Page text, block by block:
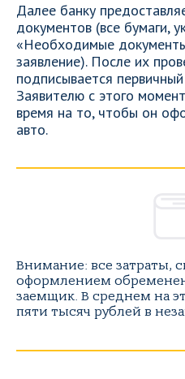
Далее банку
документов (все бумаги,
«Необходимые
заявление). После их
подписывается
Заявителю с этого
время на то, чтобы он
авто.
Внимание: все затраты,
оформлением
заемщик. В среднем на
пяти тысяч рублей в